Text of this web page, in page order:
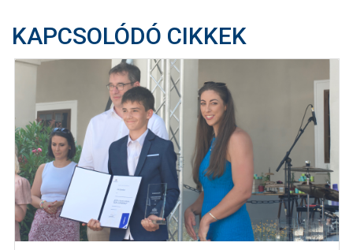
KAPCSOLÓDÓ CIKKEK